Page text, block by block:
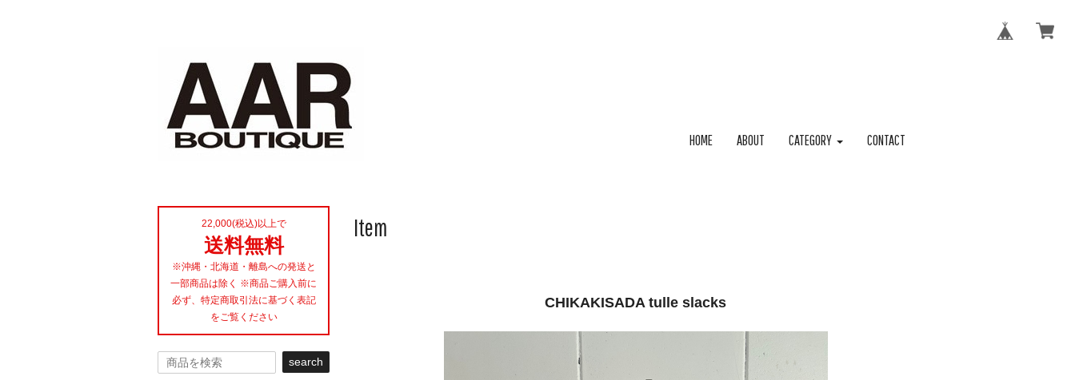
HOME ABOUT CATEGORY CONTACT
Item
CHIKAKISADA tulle slacks
22,000(税込)以上で
送料無料
※沖縄・北海道・離島への発送と
一部商品は除く ※商品ご購入前に
必ず、特定商取引法に基づく表記
をご覧ください
search